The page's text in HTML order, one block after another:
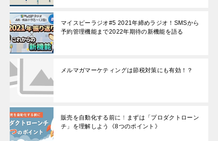
マイスピーラジオ#5 2021年締めラジオ！SMSから
予約管理機能まで2022年期待の新機能を語る
メルマガマーケティングは節税対策にも有効！？
販売を自動化する前に！まずは「プロダクトローン
チ」を理解しよう《8つのポイント》